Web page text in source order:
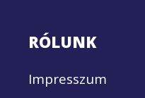
RÓLUNK
Impresszum